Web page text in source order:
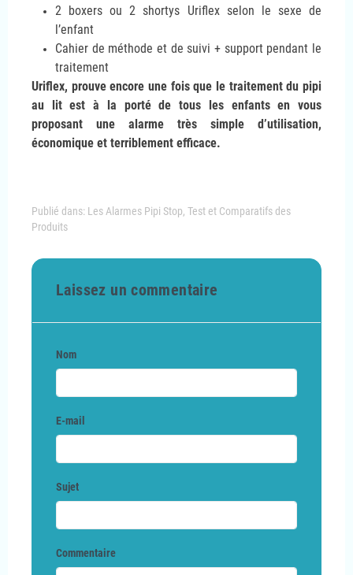
2 boxers ou 2 shortys Uriflex selon le sexe de
l’enfant
Cahier de méthode et de suivi + support pendant le
traitement
Uriflex, prouve encore une fois que le traitement du pipi
au lit est à la porté de tous les enfants en vous
proposant une alarme très simple d’utilisation,
économique et terriblement efficace.
Publié dans: Les Alarmes Pipi Stop, Test et Comparatifs des
Produits
Laissez un commentaire
Nom
E-mail
Sujet
Commentaire